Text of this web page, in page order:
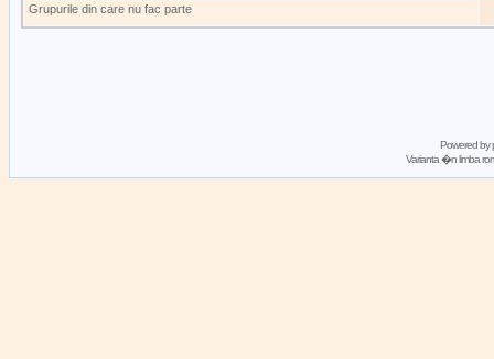
Grupurile din care nu fac parte
Powered by
Varianta �n limba